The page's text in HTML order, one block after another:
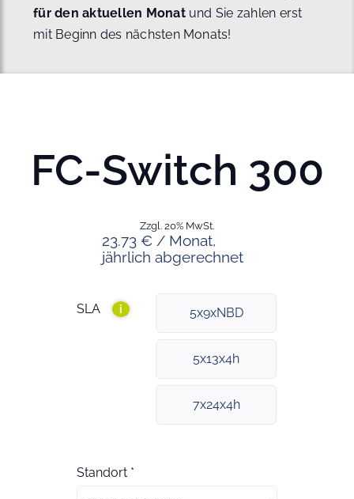
für den aktuellen Monat und Sie zahlen erst
mit Beginn des nächsten Monats!
FC-Switch 300
23.73 € / Monat,
jährlich abgerechnet
Zzgl. 20% MwSt.
SLA i 5x9xNBD
5x13x4h
7x24x4h
Standort *